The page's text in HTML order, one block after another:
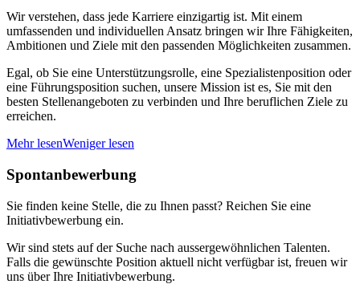
Wir verstehen, dass jede Karriere einzigartig ist. Mit einem
umfassenden und individuellen Ansatz bringen wir Ihre Fähigkeiten,
Ambitionen und Ziele mit den passenden Möglichkeiten zusammen.
Egal, ob Sie eine Unterstützungsrolle, eine Spezialistenposition oder
eine Führungsposition suchen, unsere Mission ist es, Sie mit den
besten Stellenangeboten zu verbinden und Ihre beruflichen Ziele zu
erreichen.
Mehr lesenWeniger lesen
Spontanbewerbung
Sie finden keine Stelle, die zu Ihnen passt? Reichen Sie eine
Initiativbewerbung ein.
Wir sind stets auf der Suche nach aussergewöhnlichen Talenten.
Falls die gewünschte Position aktuell nicht verfügbar ist, freuen wir
uns über Ihre Initiativbewerbung.